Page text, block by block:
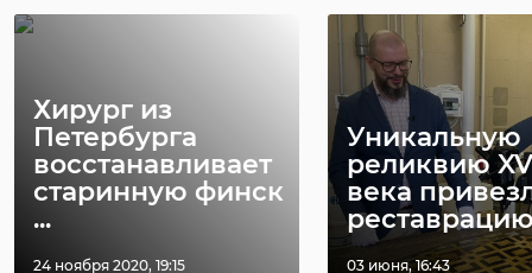
Хирург из
Петербурга
восстанавливает
старинную финск
...
24 ноября 2020, 19:15
Уникальную
реликвию
века
03 июня, 16:43